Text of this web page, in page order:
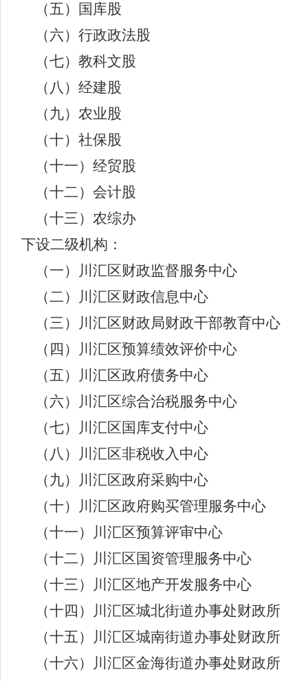
（五）国库股
（六）行政政法股
（七）教科文股
（八）经建股
（九）农业股
（十）社保股
（十一）经贸股
（十二）会计股
（十三）农综办
下设二级机构：
（一）川汇区财政监督服务中心
（二）川汇区财政信息中心
（三）川汇区财政局财政干部教育中心
（四）川汇区预算绩效评价中心
（五）川汇区政府债务中心
（六）川汇区综合治税服务中心
（七）川汇区国库支付中心
（八）川汇区非税收入中心
（九）川汇区政府采购中心
（十）川汇区政府购买管理服务中心
（十一）川汇区预算评审中心
（十二）川汇区国资管理服务中心
（十三）川汇区地产开发服务中心
（十四）川汇区城北街道办事处财政所
（十五）川汇区城南街道办事处财政所
（十六）川汇区金海街道办事处财政所